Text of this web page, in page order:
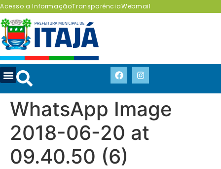
Acesso a InformaçãoTransparênciaWebmail
WhatsApp Image
2018-06-20 at
09.40.50 (6)